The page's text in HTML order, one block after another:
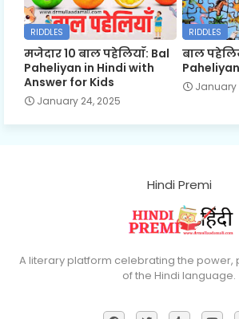
RIDDLES
मजेदार 10 बाल पहेलियाँ: Bal
Paheliyan in Hindi with
Answer for Kids
January 24, 2025
RIDDLES
बाल
Paheliyan
January
Hindi Premi
A literary platform celebrating the power,
of the Hindi language.